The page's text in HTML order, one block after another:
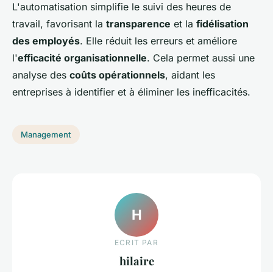
L'automatisation simplifie le suivi des heures de
travail, favorisant la transparence et la fidélisation
des employés. Elle réduit les erreurs et améliore
l'efficacité organisationnelle. Cela permet aussi une
analyse des coûts opérationnels, aidant les
entreprises à identifier et à éliminer les inefficacités.
Management
H
ECRIT PAR
hilaire